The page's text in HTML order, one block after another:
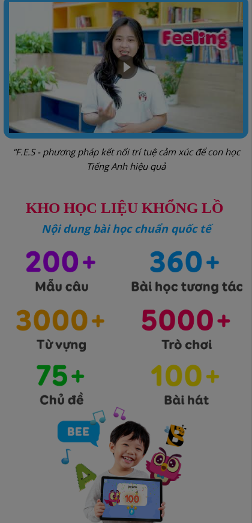
“F.E.S - phương pháp kết nối trí tuệ cảm xúc để con học
Tiếng Anh hiệu quả
KHO HỌC LIỆU KHỔNG LỒ
Nội dung bài học chuẩn quốc tế